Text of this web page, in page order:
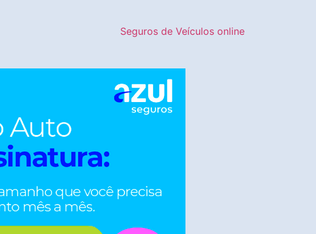
Seguros de Veículos online